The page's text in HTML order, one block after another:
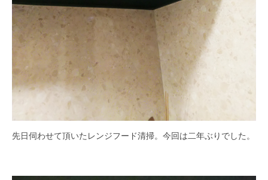
先日伺わせて頂いたレンジフード清掃。今回は二年ぶりでした。